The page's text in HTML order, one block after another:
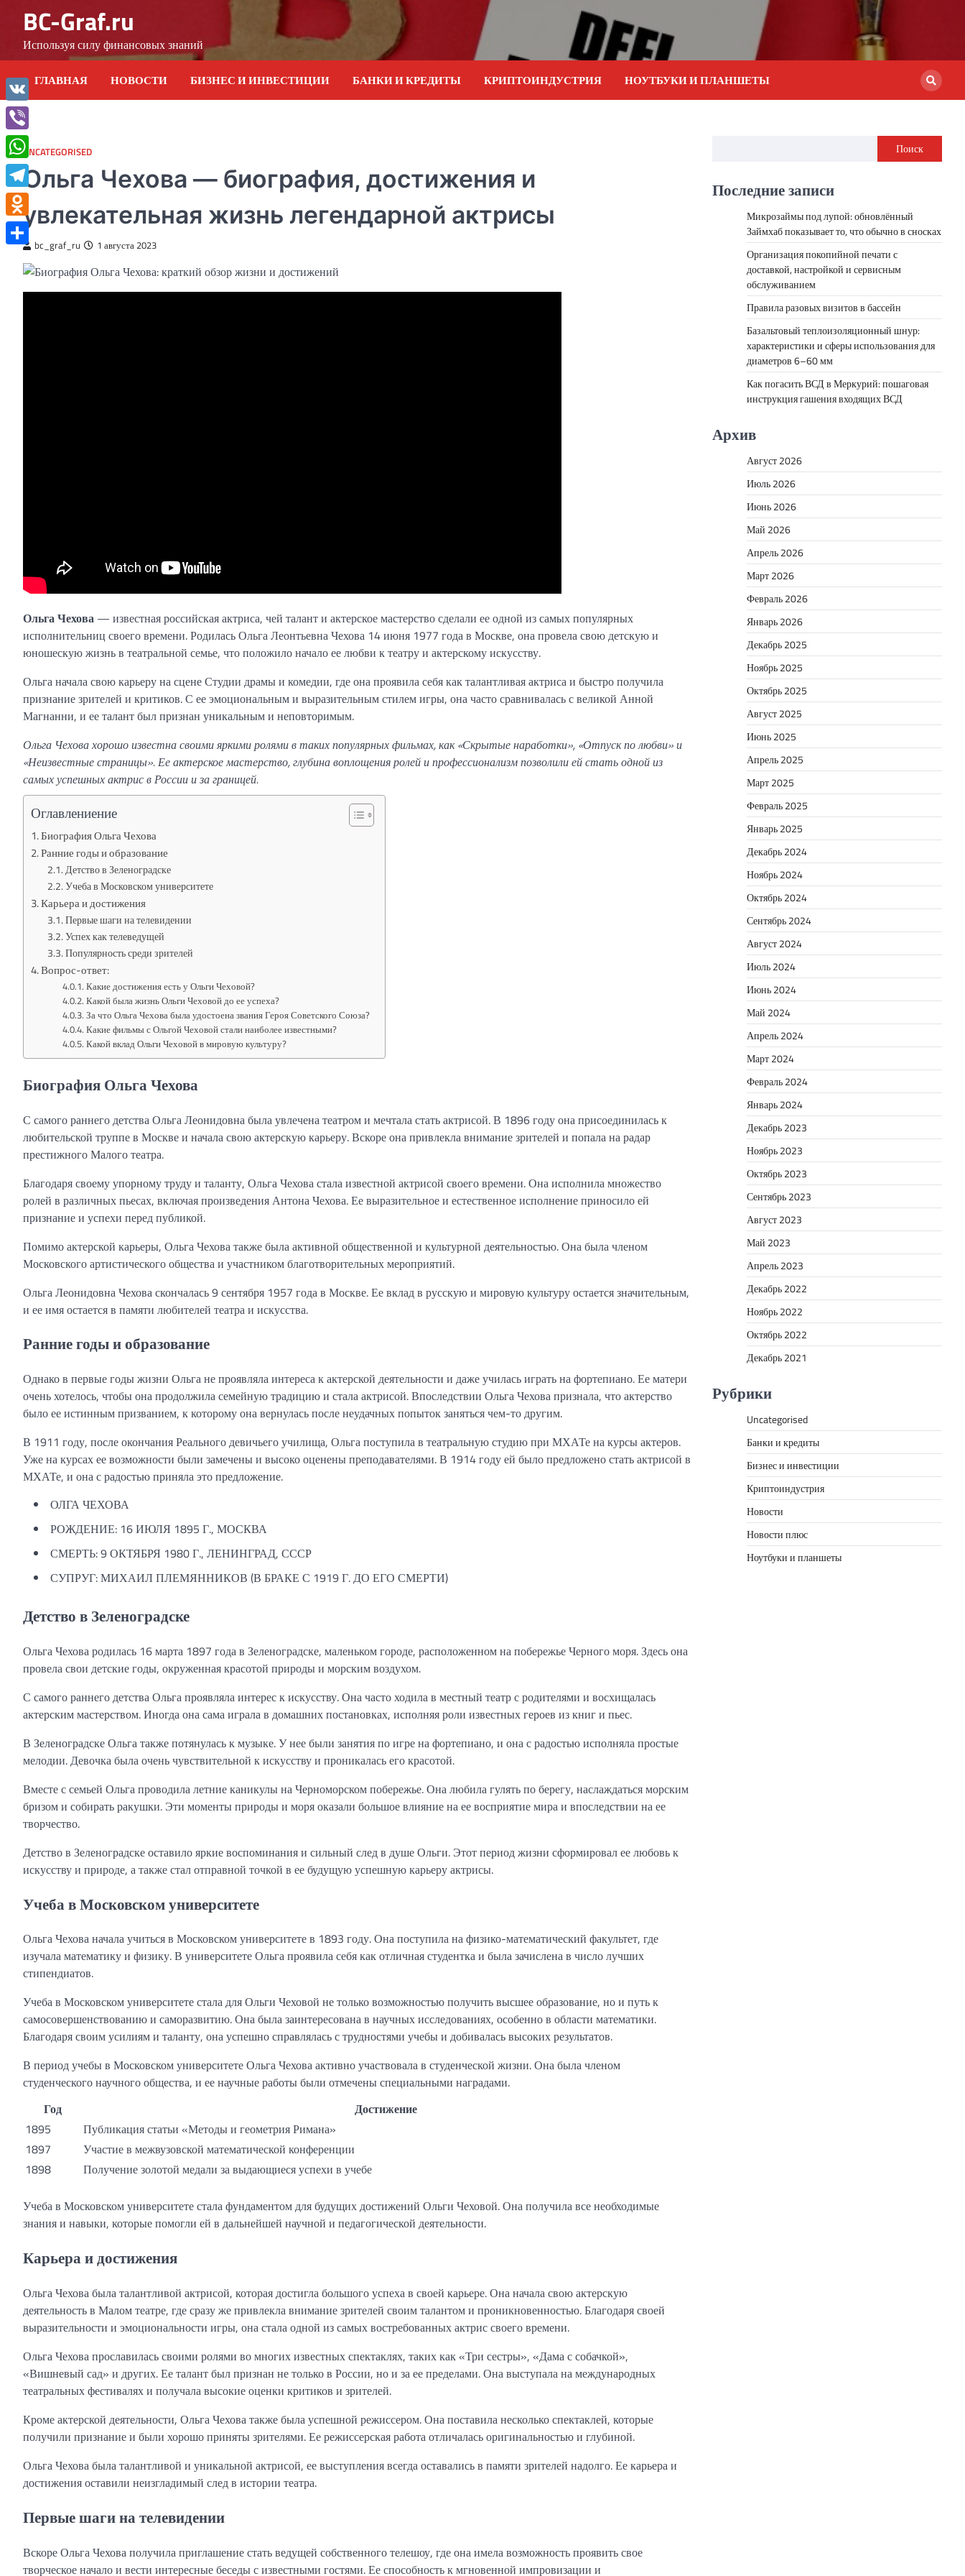
content
BC-Graf.ru
Используя силу финансовых знаний
ГЛАВНАЯ НОВОСТИ БИЗНЕС И ИНВЕСТИЦИИ БАНКИ И КРЕДИТЫ КРИПТОИНДУСТРИЯ НОУТБУКИ И ПЛАНШЕТЫ
UNCATEGORISED
Ольга Чехова — биография, достижения и
увлекательная жизнь легендарной актрисы
bc_graf_ru 1 августа 2023
Ольга Чехова — известная российская актриса, чей талант и актерское мастерство сделали ее одной из самых популярных
исполнительниц своего времени. Родилась Ольга Леонтьевна Чехова 14 июня 1977 года в Москве, она провела свою детскую и
юношескую жизнь в театральной семье, что положило начало ее любви к театру и актерскому искусству.
Ольга начала свою карьеру на сцене Студии драмы и комедии, где она проявила себя как талантливая актриса и быстро получила
признание зрителей и критиков. С ее эмоциональным и выразительным стилем игры, она часто сравнивалась с великой Анной
Магнанни, и ее талант был признан уникальным и неповторимым.
Ольга Чехова хорошо известна своими яркими ролями в таких популярных фильмах, как «Скрытые наработки», «Отпуск по любви» и
«Неизвестные страницы». Ее актерское мастерство, глубина воплощения ролей и профессионализм позволили ей стать одной из
самых успешных актрис в России и за границей.
Оглавлениение
Биография Ольга Чехова
Ранние годы и образование
Детство в Зеленоградске
Учеба в Московском университете
Карьера и достижения
Первые шаги на телевидении
Успех как телеведущей
Популярность среди зрителей
Вопрос-ответ:
Какие достижения есть у Ольги Чеховой?
Какой была жизнь Ольги Чеховой до ее успеха?
За что Ольга Чехова была удостоена звания Героя Советского Союза?
Какие фильмы с Ольгой Чеховой стали наиболее известными?
Какой вклад Ольги Чеховой в мировую культуру?
Биография Ольга Чехова
С самого раннего детства Ольга Леонидовна была увлечена театром и мечтала стать актрисой. В 1896 году она присоединилась к
любительской труппе в Москве и начала свою актерскую карьеру. Вскоре она привлекла внимание зрителей и попала на радар
престижного Малого театра.
Благодаря своему упорному труду и таланту, Ольга Чехова стала известной актрисой своего времени. Она исполнила множество
ролей в различных пьесах, включая произведения Антона Чехова. Ее выразительное и естественное исполнение приносило ей
признание и успехи перед публикой.
Помимо актерской карьеры, Ольга Чехова также была активной общественной и культурной деятельностью. Она была членом
Московского артистического общества и участником благотворительных мероприятий.
Ольга Леонидовна Чехова скончалась 9 сентября 1957 года в Москве. Ее вклад в русскую и мировую культуру остается значительным,
и ее имя остается в памяти любителей театра и искусства.
Ранние годы и образование
Однако в первые годы жизни Ольга не проявляла интереса к актерской деятельности и даже училась играть на фортепиано. Ее матери
очень хотелось, чтобы она продолжила семейную традицию и стала актрисой. Впоследствии Ольга Чехова признала, что актерство
было ее истинным призванием, к которому она вернулась после неудачных попыток заняться чем-то другим.
В 1911 году, после окончания Реального девичьего училища, Ольга поступила в театральную студию при МХАТе на курсы актеров.
Уже на курсах ее возможности были замечены и высоко оценены преподавателями. В 1914 году ей было предложено стать актрисой в
МХАТе, и она с радостью приняла это предложение.
ОЛГА ЧЕХОВА
РОЖДЕНИЕ: 16 ИЮЛЯ 1895 Г., МОСКВА
СМЕРТЬ: 9 ОКТЯБРЯ 1980 Г., ЛЕНИНГРАД, СССР
СУПРУГ: МИХАИЛ ПЛЕМЯННИКОВ (В БРАКЕ С 1919 Г. ДО ЕГО СМЕРТИ)
Детство в Зеленоградске
Ольга Чехова родилась 16 марта 1897 года в Зеленоградске, маленьком городе, расположенном на побережье Черного моря. Здесь она
провела свои детские годы, окруженная красотой природы и морским воздухом.
С самого раннего детства Ольга проявляла интерес к искусству. Она часто ходила в местный театр с родителями и восхищалась
актерским мастерством. Иногда она сама играла в домашних постановках, исполняя роли известных героев из книг и пьес.
В Зеленоградске Ольга также потянулась к музыке. У нее были занятия по игре на фортепиано, и она с радостью исполняла простые
мелодии. Девочка была очень чувствительной к искусству и проникалась его красотой.
Вместе с семьей Ольга проводила летние каникулы на Черноморском побережье. Она любила гулять по берегу, наслаждаться морским
бризом и собирать ракушки. Эти моменты природы и моря оказали большое влияние на ее восприятие мира и впоследствии на ее
творчество.
Детство в Зеленоградске оставило яркие воспоминания и сильный след в душе Ольги. Этот период жизни сформировал ее любовь к
искусству и природе, а также стал отправной точкой в ее будущую успешную карьеру актрисы.
Учеба в Московском университете
Ольга Чехова начала учиться в Московском университете в 1893 году. Она поступила на физико-математический факультет, где
изучала математику и физику. В университете Ольга проявила себя как отличная студентка и была зачислена в число лучших
стипендиатов.
Учеба в Московском университете стала для Ольги Чеховой не только возможностью получить высшее образование, но и путь к
самосовершенствованию и саморазвитию. Она была заинтересована в научных исследованиях, особенно в области математики.
Благодаря своим усилиям и таланту, она успешно справлялась с трудностями учебы и добивалась высоких результатов.
В период учебы в Московском университете Ольга Чехова активно участвовала в студенческой жизни. Она была членом
студенческого научного общества, и ее научные работы были отмечены специальными наградами.
Год
Достижение
1895
Публикация статьи «Методы и геометрия Римана»
1897
Участие в межвузовской математической конференции
1898
Получение золотой медали за выдающиеся успехи в учебе
Учеба в Московском университете стала фундаментом для будущих достижений Ольги Чеховой. Она получила все необходимые
знания и навыки, которые помогли ей в дальнейшей научной и педагогической деятельности.
Карьера и достижения
Ольга Чехова была талантливой актрисой, которая достигла большого успеха в своей карьере. Она начала свою актерскую
деятельность в Малом театре, где сразу же привлекла внимание зрителей своим талантом и проникновенностью. Благодаря своей
выразительности и эмоциональности игры, она стала одной из самых востребованных актрис своего времени.
Ольга Чехова прославилась своими ролями во многих известных спектаклях, таких как «Три сестры», «Дама с собачкой»,
«Вишневый сад» и других. Ее талант был признан не только в России, но и за ее пределами. Она выступала на международных
театральных фестивалях и получала высокие оценки критиков и зрителей.
Кроме актерской деятельности, Ольга Чехова также была успешной режиссером. Она поставила несколько спектаклей, которые
получили признание и были хорошо приняты зрителями. Ее режиссерская работа отличалась оригинальностью и глубиной.
Ольга Чехова была талантливой и уникальной актрисой, ее выступления всегда оставались в памяти зрителей надолго. Ее карьера и
достижения оставили неизгладимый след в истории театра.
Первые шаги на телевидении
Вскоре Ольга Чехова получила приглашение стать ведущей собственного телешоу, где она имела возможность проявить свое
творческое начало и вести интересные беседы с известными гостями. Ее способность к мгновенной импровизации и
Поиск
Последние записи
Микрозаймы под лупой: обновлённый
Займхаб показывает то, что обычно в сносках
Организация покопийной печати с
доставкой, настройкой и сервисным
обслуживанием
Правила разовых визитов в бассейн
Базальтовый теплоизоляционный шнур:
характеристики и сферы использования для
диаметров 6–60 мм
Как погасить ВСД в Меркурий: пошаговая
инструкция гашения входящих ВСД
Архив
Август 2026
Июль 2026
Июнь 2026
Май 2026
Апрель 2026
Март 2026
Февраль 2026
Январь 2026
Декабрь 2025
Ноябрь 2025
Октябрь 2025
Август 2025
Июнь 2025
Апрель 2025
Март 2025
Февраль 2025
Январь 2025
Декабрь 2024
Ноябрь 2024
Октябрь 2024
Сентябрь 2024
Август 2024
Июль 2024
Июнь 2024
Май 2024
Апрель 2024
Март 2024
Февраль 2024
Январь 2024
Декабрь 2023
Ноябрь 2023
Октябрь 2023
Сентябрь 2023
Август 2023
Май 2023
Апрель 2023
Декабрь 2022
Ноябрь 2022
Октябрь 2022
Декабрь 2021
Рубрики
Uncategorised
Банки и кредиты
Бизнес и инвестиции
Криптоиндустрия
Новости
Новости плюс
Ноутбуки и планшеты
VK
Viber
WhatsApp
Telegram
Odnoklassniki
Отправить